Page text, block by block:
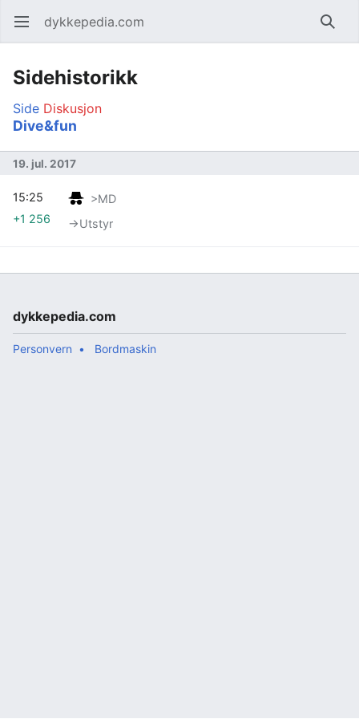
Åpne hovedmenyen dykkepedia.com Søk
Sidehistorikk
Side Diskusjon
Dive&fun
19. jul. 2017
>MD
→‎Utstyr
15:25
+1 256
dykkepedia.com
Personvern Bordmaskin